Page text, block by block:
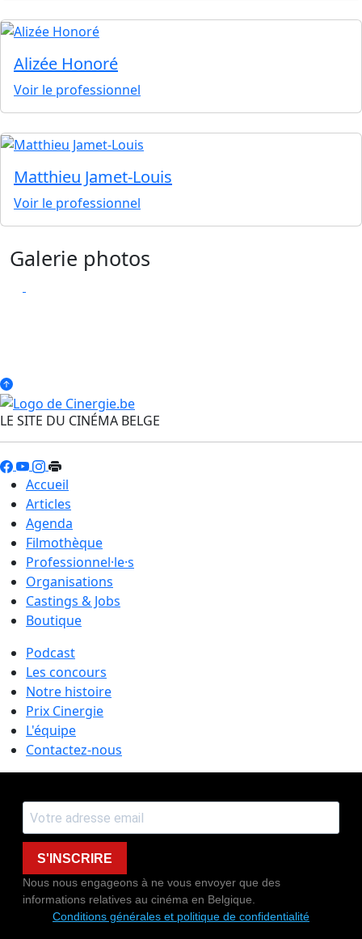
Alizée Honoré
Voir le professionnel
Matthieu Jamet-Louis
Voir le professionnel
Galerie photos
LE SITE DU CINÉMA BELGE
Accueil
Articles
Agenda
Filmothèque
Professionnel·le·s
Organisations
Castings & Jobs
Boutique
Podcast
Les concours
Notre histoire
Prix Cinergie
L'équipe
Contactez-nous
S'INSCRIRE
Nous nous engageons à ne vous envoyer que des
informations relatives au cinéma en Belgique.
Conditions générales et politique de confidentialité